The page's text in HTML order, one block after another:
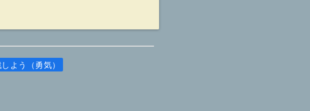
よう（勇気）